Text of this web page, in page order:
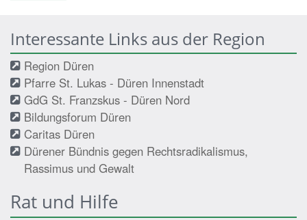
Interessante Links aus der Region
Region Düren
Pfarre St. Lukas - Düren Innenstadt
GdG St. Franzskus - Düren Nord
Bildungsforum Düren
Caritas Düren
Dürener Bündnis gegen Rechtsradikalismus,
Rassimus und Gewalt
Rat und Hilfe